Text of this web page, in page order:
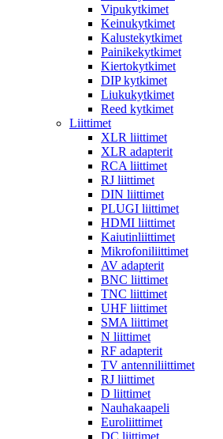
Vipukytkimet
Keinukytkimet
Kalustekytkimet
Painikekytkimet
Kiertokytkimet
DIP kytkimet
Liukukytkimet
Reed kytkimet
Liittimet
XLR liittimet
XLR adapterit
RCA liittimet
RJ liittimet
DIN liittimet
PLUGI liittimet
HDMI liittimet
Kaiutinliittimet
Mikrofoniliittimet
AV adapterit
BNC liittimet
TNC liittimet
UHF liittimet
SMA liittimet
N liittimet
RF adapterit
TV antenniliittimet
RJ liittimet
D liittimet
Nauhakaapeli
Euroliittimet
DC liittimet